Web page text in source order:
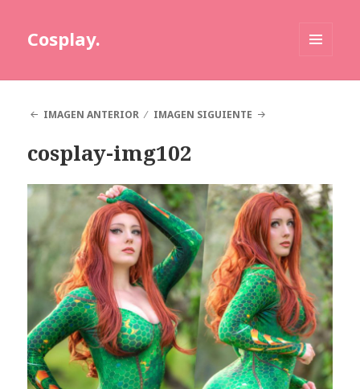
Cosplay.
IMAGEN ANTERIOR
IMAGEN SIGUIENTE
cosplay-img102